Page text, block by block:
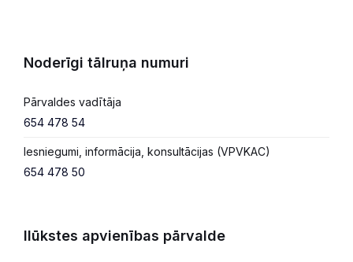
Noderīgi tālruņa numuri
Pārvaldes vadītāja
654 478 54
Iesniegumi, informācija, konsultācijas (VPVKAC)
654 478 50
Ilūkstes apvienības pārvalde